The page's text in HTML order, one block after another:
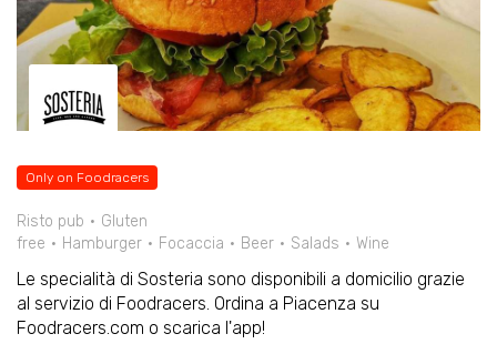
Only on Foodracers
Risto pub
Gluten
free
Hamburger Focaccia Beer Salads Wine
Le specialità di Sosteria sono disponibili a domicilio grazie
al servizio di Foodracers. Ordina a Piacenza su
Foodracers.com o scarica l'app!